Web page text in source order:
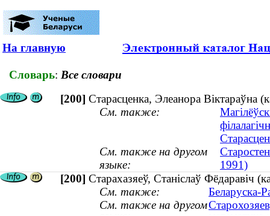
На главную
Словарь: Все словари
[200] Старасценка, Элеанора Віктараўна
См. также:
См. также на другом
языке:
1991)
[200] Старахазяеў, Станіслаў Фёдаравіч
См. также:
Беларуска-
См. также на другом